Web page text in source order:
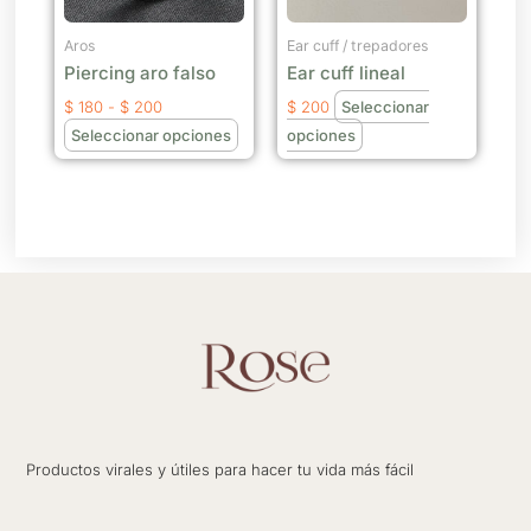
Aros
Piercing aro falso
$ 180 - $ 200
Seleccionar opciones
opciones
pueden
en
la
Ear cuff / trepadores
Ear cuff lineal
$ 200
Seleccionar
opciones
opciones
se
pueden
elegir
en
la
Productos virales y útiles para hacer tu vida más fácil